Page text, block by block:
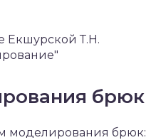
Екшурской Т.Н.
брюк
моделирования брюк: